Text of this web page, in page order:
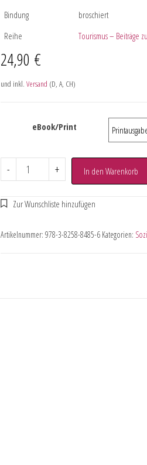
Bindung
broschiert
Reihe
Tourismus – Beiträge
24,90 €
und inkl. Versand (D, A, CH)
eBook/Print
- + In den Warenkorb
Artikelnummer: 978-3-8258-8485-6 Kategorien: